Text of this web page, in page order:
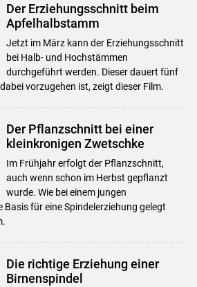
Der Erziehungsschnitt beim
Apfelhalbstamm
Jetzt im März kann der Erziehungsschnitt
bei Halb- und Hochstämmen
durchgeführt werden. Dieser dauert fünf
vorzugehen ist, zeigt dieser Film.
Der Pflanzschnitt bei einer
kleinkronigen Zwetschke
Im Frühjahr erfolgt der Pflanzschnitt,
auch wenn schon im Herbst gepflanzt
wurde. Wie bei einem jungen
für eine Spindelerziehung gelegt
Die richtige Erziehung einer
Birnenspindel